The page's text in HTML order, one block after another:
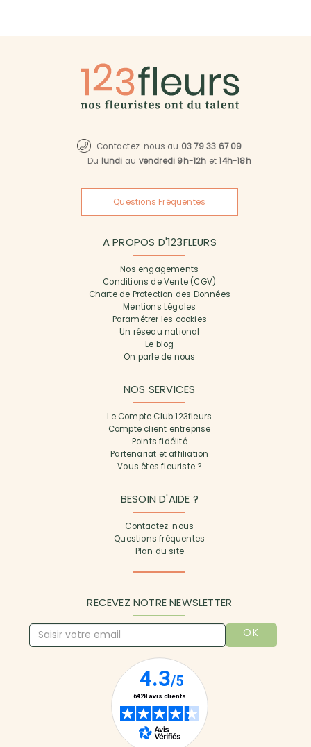
Contactez-nous au 03 79 33 67 09
Du lundi au vendredi 9h-12h et14h-18h
Questions Fréquentes
A PROPOS D'123FLEURS
Nos engagements
Conditions de Vente (CGV)
Charte de Protection des Données
Mentions Légales
Paramétrer les cookies
Un réseau national
Le blog
On parle de nous
NOS SERVICES
Le Compte Club 123fleurs
Compte client entreprise
Points fidélité
Partenariat et affiliation
Vous êtes fleuriste ?
BESOIN D'AIDE ?
Contactez-nous
Questions fréquentes
Plan du site
RECEVEZ NOTRE NEWSLETTER
OK